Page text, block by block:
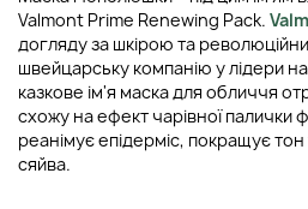
Valmont Prime Renewing Pack.
догляду за шкірою та
швейцарську компанію у лідери
казкове ім'я маска для обличчя
схожу на ефект чарівної палички
реанімує епідерміс, покращує
сяйва.